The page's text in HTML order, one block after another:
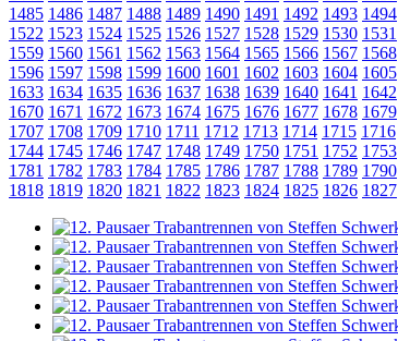
1485 1486 1487 1488 1489 1490 1491 1492 1493 1494
1522 1523 1524 1525 1526 1527 1528 1529 1530 1531
1559 1560 1561 1562 1563 1564 1565 1566 1567 1568
1596 1597 1598 1599 1600 1601 1602 1603 1604 1605
1633 1634 1635 1636 1637 1638 1639 1640 1641 1642
1670 1671 1672 1673 1674 1675 1676 1677 1678 1679
1707 1708 1709 1710 1711 1712 1713 1714 1715 1716
1744 1745 1746 1747 1748 1749 1750 1751 1752 1753
1781 1782 1783 1784 1785 1786 1787 1788 1789 1790
1818 1819 1820 1821 1822 1823 1824 1825 1826 1827